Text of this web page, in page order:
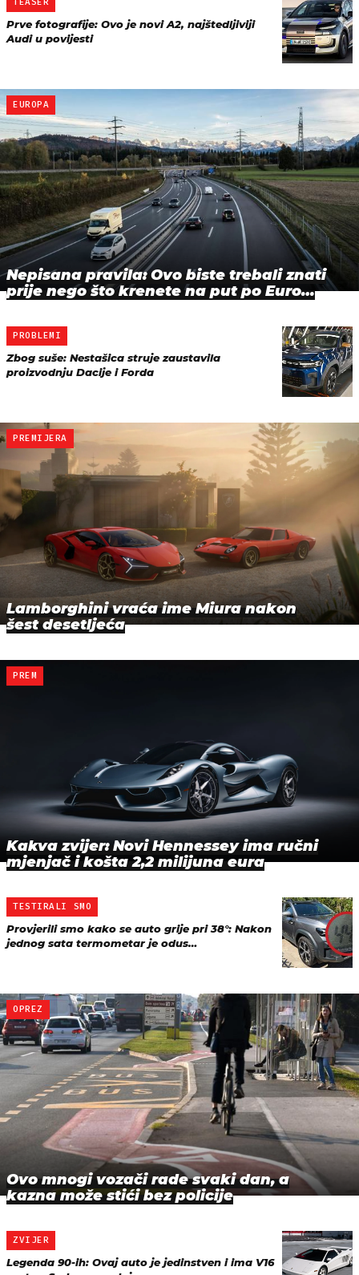
TEASER
Prve fotografije: Ovo je novi A2, najštedljiviji
Audi u povijesti
EUROPA
Nepisana pravila: Ovo biste trebali znati
prije nego što krenete na put po Euro…
PROBLEMI
Zbog suše: Nestašica struje zaustavila
proizvodnju Dacije i Forda
PREMIJERA
Lamborghini vraća ime Miura nakon
šest desetljeća
PREM
Kakva zvijer: Novi Hennessey ima ručni
mjenjač i košta 2,2 milijuna eura
TESTIRALI SMO
Provjerili smo kako se auto grije pri 38°: Nakon
jednog sata termometar je odus…
OPREZ
Ovo mnogi vozači rade svaki dan, a
kazna može stići bez policije
ZVIJER
Legenda 90-ih: Ovaj auto je jedinstven i ima V16